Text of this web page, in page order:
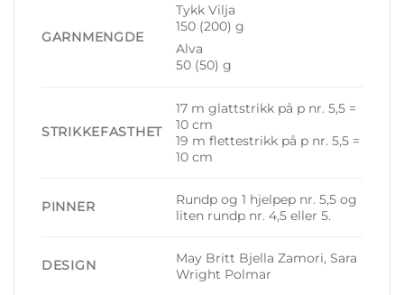
GARNMENGDE
Tykk Vilja
150 (200) g
Alva
50 (50) g
STRIKKEFASTHET
17 m glattstrikk på p nr. 5,5 =
10 cm
19 m flettestrikk på p nr. 5,5 =
10 cm
PINNER
Rundp og 1 hjelpep nr. 5,5 og
liten rundp nr. 4,5 eller 5.
DESIGN
May Britt Bjella Zamori, Sara
Wright Polmar